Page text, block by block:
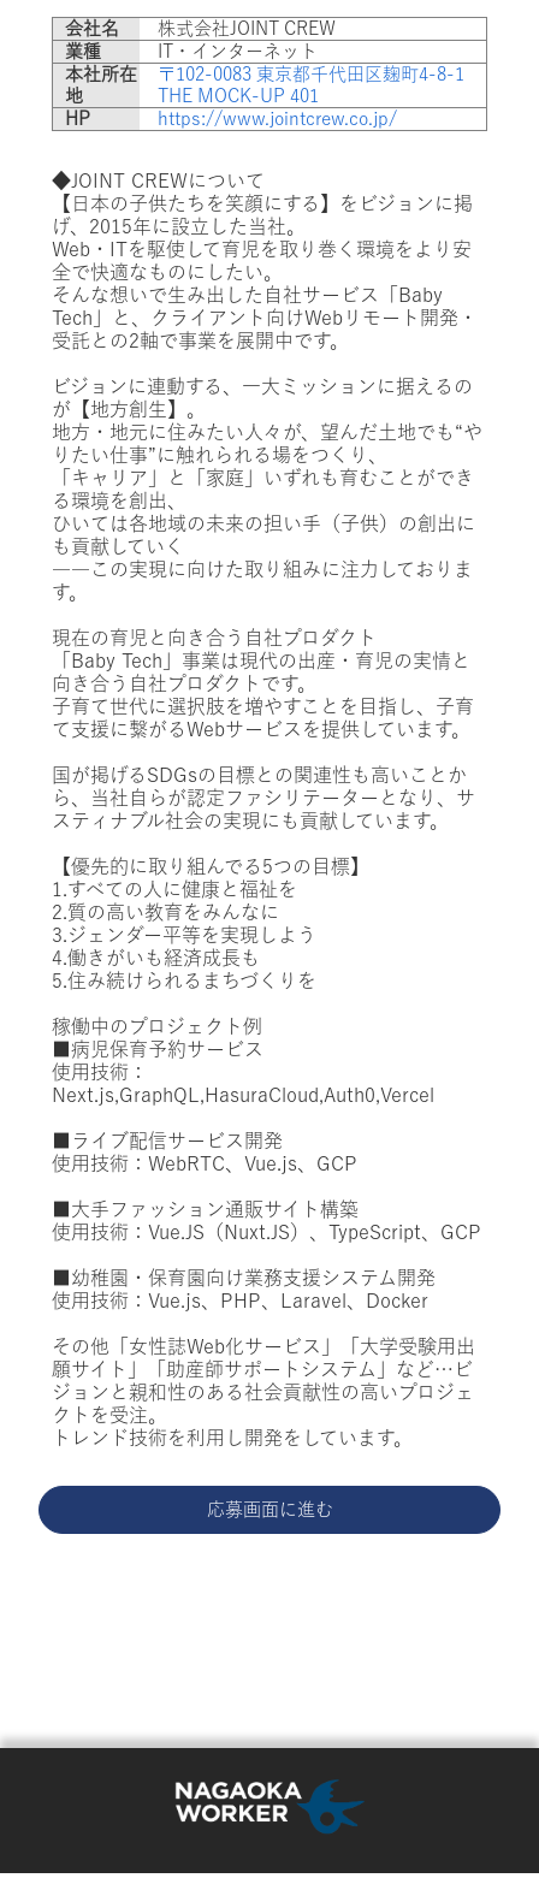
会社名
株式会社JOINT CREW
業種
IT・インターネット
本社所在
地
〒102-0083 東京都千代田区麹町4-8-1
THE MOCK-UP 401
HP
https://www.jointcrew.co.jp/
◆JOINT CREWについて
【日本の子供たちを笑顔にする】をビジョンに掲
げ、2015年に設立した当社。
Web・ITを駆使して育児を取り巻く環境をより安
全で快適なものにしたい。
そんな想いで生み出した自社サービス「Baby
Tech」と、クライアント向けWebリモート開発・
受託との2軸で事業を展開中です。
ビジョンに連動する、一大ミッションに据えるの
が【地方創生】。
地方・地元に住みたい人々が、望んだ土地でも“や
りたい仕事”に触れられる場をつくり、
「キャリア」と「家庭」いずれも育むことができ
る環境を創出、
ひいては各地域の未来の担い手（子供）の創出に
も貢献していく
――この実現に向けた取り組みに注力しておりま
す。
現在の育児と向き合う自社プロダクト
「Baby Tech」事業は現代の出産・育児の実情と
向き合う自社プロダクトです。
子育て世代に選択肢を増やすことを目指し、子育
て支援に繋がるWebサービスを提供しています。
国が掲げるSDGsの目標との関連性も高いことか
ら、当社自らが認定ファシリテーターとなり、サ
スティナブル社会の実現にも貢献しています。
【優先的に取り組んでる5つの目標】
1.すべての人に健康と福祉を
2.質の高い教育をみんなに
3.ジェンダー平等を実現しよう
4.働きがいも経済成長も
5.住み続けられるまちづくりを
稼働中のプロジェクト例
■病児保育予約サービス
使用技術：
Next.js,GraphQL,HasuraCloud,Auth0,Vercel
■ライブ配信サービス開発
使用技術：WebRTC、Vue.js、GCP
■大手ファッション通販サイト構築
使用技術：Vue.JS（Nuxt.JS）、TypeScript、GCP
■幼稚園・保育園向け業務支援システム開発
使用技術：Vue.js、PHP、Laravel、Docker
その他「女性誌Web化サービス」「大学受験用出
願サイト」「助産師サポートシステム」など…ビ
ジョンと親和性のある社会貢献性の高いプロジェ
クトを受注。
トレンド技術を利用し開発をしています。
応募画面に進む